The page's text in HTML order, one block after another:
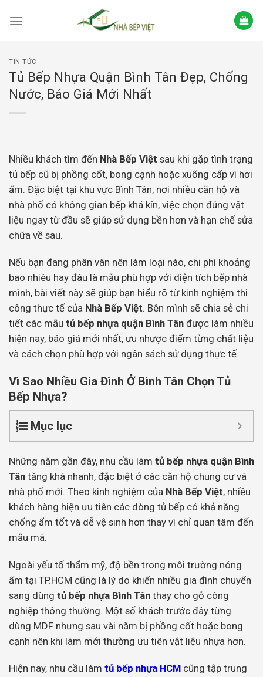
TIN TỨC
Tủ Bếp Nhựa Quận Bình Tân Đẹp, Chống
Nước, Báo Giá Mới Nhất
Nhiều khách tìm đến Nhà Bếp Việt sau khi gặp tình trạng
tủ bếp cũ bị phồng cốt, bong cạnh hoặc xuống cấp vì hơi
ẩm. Đặc biệt tại khu vực Bình Tân, nơi nhiều căn hộ và
nhà phố có không gian bếp khá kín, việc chọn đúng vật
liệu ngay từ đầu sẽ giúp sử dụng bền hơn và hạn chế sửa
chữa về sau.
Nếu bạn đang phân vân nên làm loại nào, chi phí khoảng
bao nhiêu hay đâu là mẫu phù hợp với diện tích bếp nhà
mình, bài viết này sẽ giúp bạn hiểu rõ từ kinh nghiệm thi
công thực tế của Nhà Bếp Việt. Bên mình sẽ chia sẻ chi
tiết các mẫu tủ bếp nhựa quận Bình Tân được làm nhiều
hiện nay, báo giá mới nhất, ưu nhược điểm từng chất liệu
và cách chọn phù hợp với ngân sách sử dụng thực tế.
Vì Sao Nhiều Gia Đình Ở Bình Tân Chọn Tủ
Bếp Nhựa?
Mục lục
Những năm gần đây, nhu cầu làm tủ bếp nhựa quận Bình
Tân tăng khá nhanh, đặc biệt ở các căn hộ chung cư và
nhà phố mới. Theo kinh nghiệm của Nhà Bếp Việt, nhiều
khách hàng hiện ưu tiên các dòng tủ bếp có khả năng
chống ẩm tốt và dễ vệ sinh hơn thay vì chỉ quan tâm đến
mẫu mã.
Ngoài yếu tố thẩm mỹ, độ bền trong môi trường nóng
ẩm tại TP.HCM cũng là lý do khiến nhiều gia đình chuyển
sang dùng tủ bếp nhựa Bình Tân thay cho gỗ công
nghiệp thông thường. Một số khách trước đây từng
dùng MDF nhưng sau vài năm bị phồng cốt hoặc bong
cạnh nên khi làm mới thường ưu tiên vật liệu nhựa hơn.
Hiện nay, nhu cầu làm tủ bếp nhựa HCM cũng tập trung